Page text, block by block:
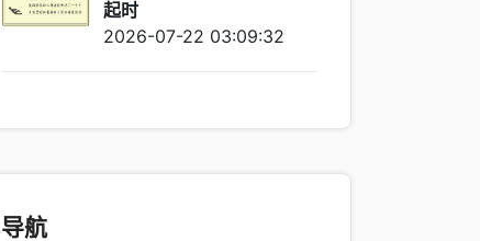
起时
2026-07-22 03:09:32
导航